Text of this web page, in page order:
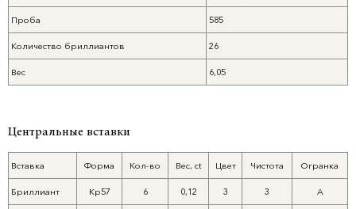
Проба 585
Количество бриллиантов 26
Вес 6,05
Центральные вставки
Вставка Форма Кол-во Вес, ct Цвет Чистота Огранка
Бриллиант Кр57 6 0,12 3 3 A